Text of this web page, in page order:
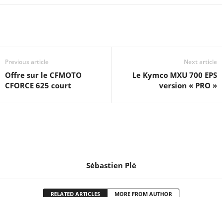
Previous article
Offre sur le CFMOTO
CFORCE 625 court
Next article
Le Kymco MXU 700 EPS
version « PRO »
Sébastien Plé
RELATED ARTICLES MORE FROM AUTHOR